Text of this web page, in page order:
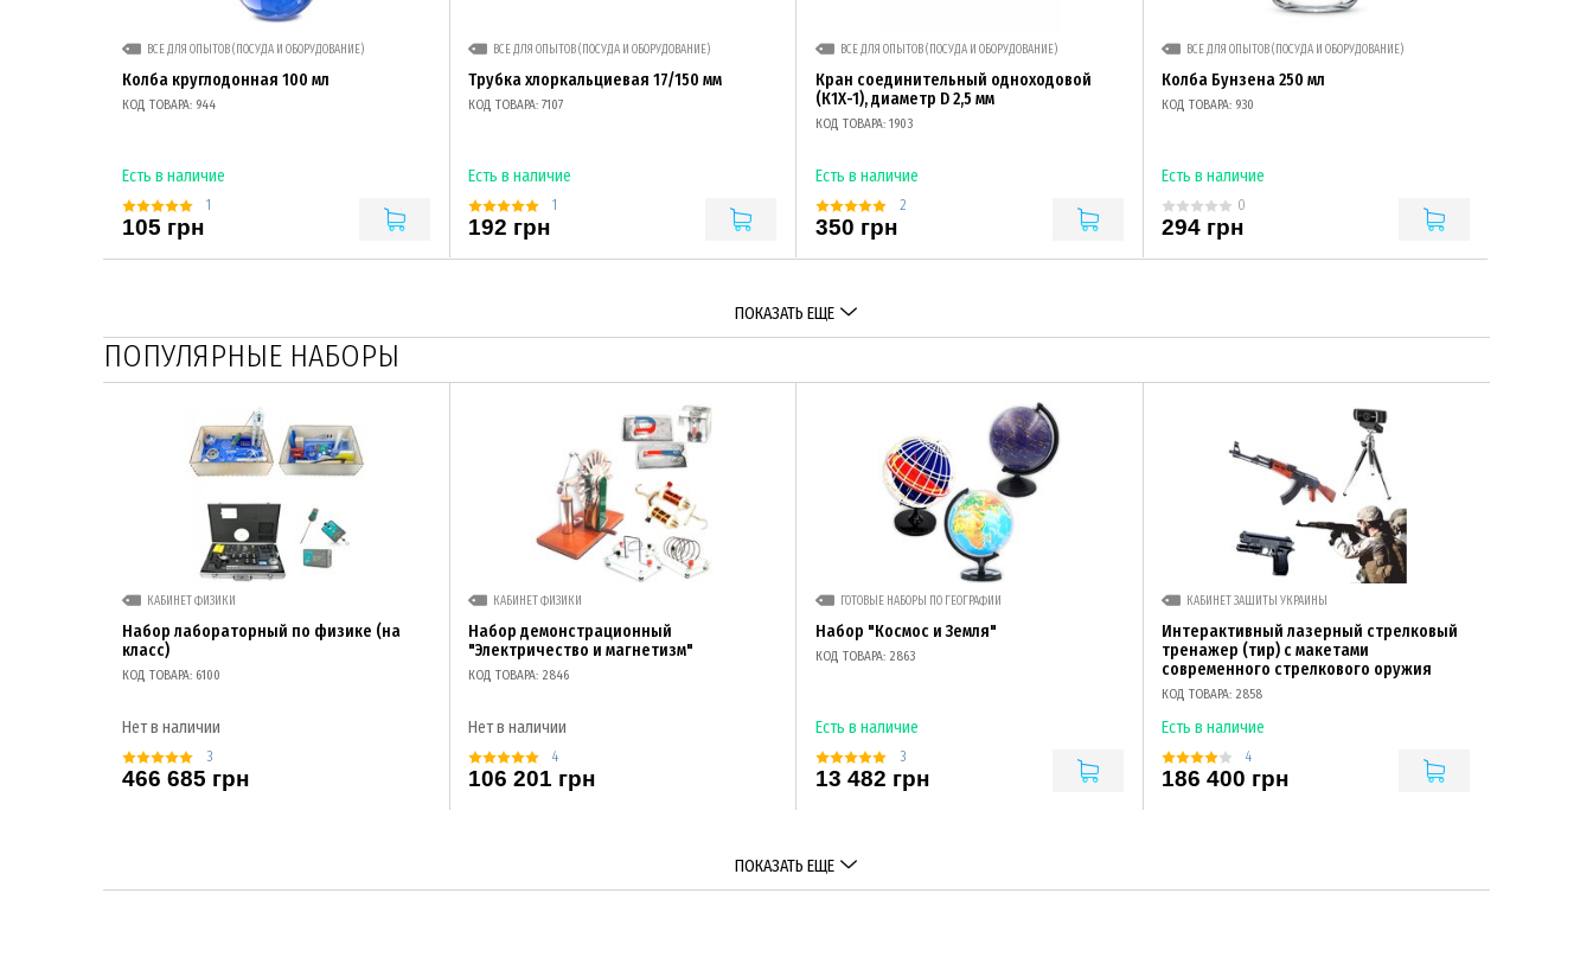
ВСЕ ДЛЯ ОПЫТОВ (ПОСУДА И ОБОРУДОВАНИЕ)
Колба круглодонная 100 мл
КОД ТОВАРА: 944
Есть в наличие
1
105 грн
ВСЕ ДЛЯ ОПЫТОВ (ПОСУДА И ОБОРУДОВАНИЕ)
Трубка хлоркальциевая 17/150 мм
КОД ТОВАРА: 7107
Есть в наличие
1
192 грн
ВСЕ ДЛЯ ОПЫТОВ (ПОСУДА И ОБОРУДОВАНИЕ)
Кран соединительный одноходовой
(К1Х-1), диаметр D 2,5 мм
КОД ТОВАРА: 1903
Есть в наличие
2
350 грн
ВСЕ ДЛЯ ОПЫТОВ (ПОСУДА И ОБОРУДОВАНИЕ)
Колба Бунзена 250 мл
КОД ТОВАРА: 930
Есть в наличие
0
294 грн
ПОКАЗАТЬ ЕЩЕ
ПОПУЛЯРНЫЕ НАБОРЫ
КАБИНЕТ ФИЗИКИ
Набор лабораторный по физике (на
класс)
КОД ТОВАРА: 6100
Нет в наличии
3
466 685 грн
КАБИНЕТ ФИЗИКИ
Набор демонстрационный
"Электричество и магнетизм"
КОД ТОВАРА: 2846
Нет в наличии
4
106 201 грн
ГОТОВЫЕ НАБОРЫ ПО ГЕОГРАФИИ
Набор "Космос и Земля"
КОД ТОВАРА: 2863
Есть в наличие
3
13 482 грн
КАБИНЕТ ЗАЩИТЫ УКРАИНЫ
Интерактивный лазерный стрелковый
тренажер (тир) с макетами
современного стрелкового оружия
КОД ТОВАРА: 2858
Есть в наличие
4
186 400 грн
ПОКАЗАТЬ ЕЩЕ